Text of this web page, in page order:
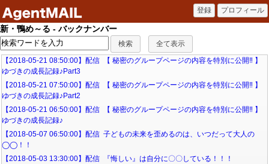
新・鴨め～る - バックナンバー
【2018-05-21 08:50:00】配信 【 秘密のグループページの内容を特別に公開‼ 】
ゆづきの成長記録♪Part3
【2018-05-21 07:50:00】配信 【 秘密のグループページの内容を特別に公開‼ 】
ゆづきの成長記録♪Part2
【2018-05-21 06:50:00】配信 【 秘密のグループページの内容を特別に公開‼ 】
ゆづきの成長記録♪
【2018-05-07 06:50:00】配信 子どもの未来を歪めるのは、いつだって大人の
◯◯！！
【2018-05-03 13:30:00】配信 『悔しい』は自分に〇〇している！！！